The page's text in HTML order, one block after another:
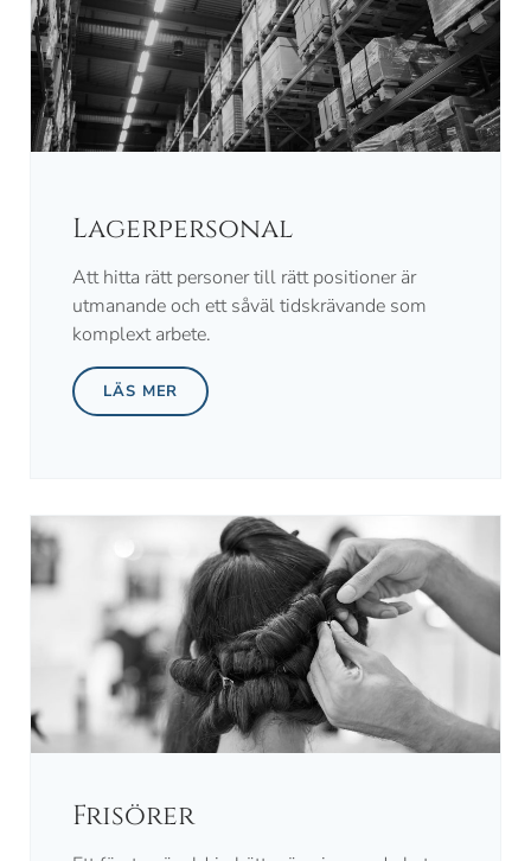
Lagerpersonal
Att hitta rätt personer till rätt positioner är
utmanande och ett såväl tidskrävande som
komplext arbete.
LÄS MER
Frisörer